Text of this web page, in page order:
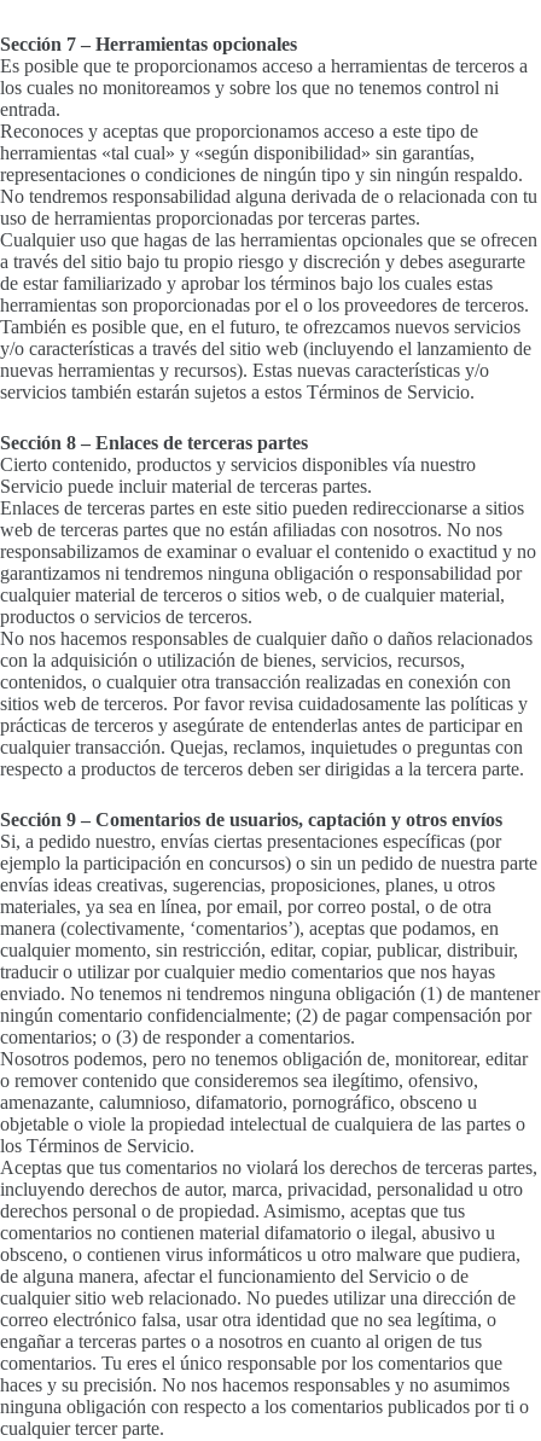
Sección 7 – Herramientas opcionales
Es posible que te proporcionamos acceso a herramientas de terceros a
los cuales no monitoreamos y sobre los que no tenemos control ni
entrada.
Reconoces y aceptas que proporcionamos acceso a este tipo de
herramientas «tal cual» y «según disponibilidad» sin garantías,
representaciones o condiciones de ningún tipo y sin ningún respaldo.
No tendremos responsabilidad alguna derivada de o relacionada con tu
uso de herramientas proporcionadas por terceras partes.
Cualquier uso que hagas de las herramientas opcionales que se ofrecen
a través del sitio bajo tu propio riesgo y discreción y debes asegurarte
de estar familiarizado y aprobar los términos bajo los cuales estas
herramientas son proporcionadas por el o los proveedores de terceros.
También es posible que, en el futuro, te ofrezcamos nuevos servicios
y/o características a través del sitio web (incluyendo el lanzamiento de
nuevas herramientas y recursos). Estas nuevas características y/o
servicios también estarán sujetos a estos Términos de Servicio.
Sección 8 – Enlaces de terceras partes
Cierto contenido, productos y servicios disponibles vía nuestro
Servicio puede incluir material de terceras partes.
Enlaces de terceras partes en este sitio pueden redireccionarse a sitios
web de terceras partes que no están afiliadas con nosotros. No nos
responsabilizamos de examinar o evaluar el contenido o exactitud y no
garantizamos ni tendremos ninguna obligación o responsabilidad por
cualquier material de terceros o sitios web, o de cualquier material,
productos o servicios de terceros.
No nos hacemos responsables de cualquier daño o daños relacionados
con la adquisición o utilización de bienes, servicios, recursos,
contenidos, o cualquier otra transacción realizadas en conexión con
sitios web de terceros. Por favor revisa cuidadosamente las políticas y
prácticas de terceros y asegúrate de entenderlas antes de participar en
cualquier transacción. Quejas, reclamos, inquietudes o preguntas con
respecto a productos de terceros deben ser dirigidas a la tercera parte.
Sección 9 – Comentarios de usuarios, captación y otros envíos
Si, a pedido nuestro, envías ciertas presentaciones específicas (por
ejemplo la participación en concursos) o sin un pedido de nuestra parte
envías ideas creativas, sugerencias, proposiciones, planes, u otros
materiales, ya sea en línea, por email, por correo postal, o de otra
manera (colectivamente, ‘comentarios’), aceptas que podamos, en
cualquier momento, sin restricción, editar, copiar, publicar, distribuir,
traducir o utilizar por cualquier medio comentarios que nos hayas
enviado. No tenemos ni tendremos ninguna obligación (1) de mantener
ningún comentario confidencialmente; (2) de pagar compensación por
comentarios; o (3) de responder a comentarios.
Nosotros podemos, pero no tenemos obligación de, monitorear, editar
o remover contenido que consideremos sea ilegítimo, ofensivo,
amenazante, calumnioso, difamatorio, pornográfico, obsceno u
objetable o viole la propiedad intelectual de cualquiera de las partes o
los Términos de Servicio.
Aceptas que tus comentarios no violará los derechos de terceras partes,
incluyendo derechos de autor, marca, privacidad, personalidad u otro
derechos personal o de propiedad. Asimismo, aceptas que tus
comentarios no contienen material difamatorio o ilegal, abusivo u
obsceno, o contienen virus informáticos u otro malware que pudiera,
de alguna manera, afectar el funcionamiento del Servicio o de
cualquier sitio web relacionado. No puedes utilizar una dirección de
correo electrónico falsa, usar otra identidad que no sea legítima, o
engañar a terceras partes o a nosotros en cuanto al origen de tus
comentarios. Tu eres el único responsable por los comentarios que
haces y su precisión. No nos hacemos responsables y no asumimos
ninguna obligación con respecto a los comentarios publicados por ti o
cualquier tercer parte.